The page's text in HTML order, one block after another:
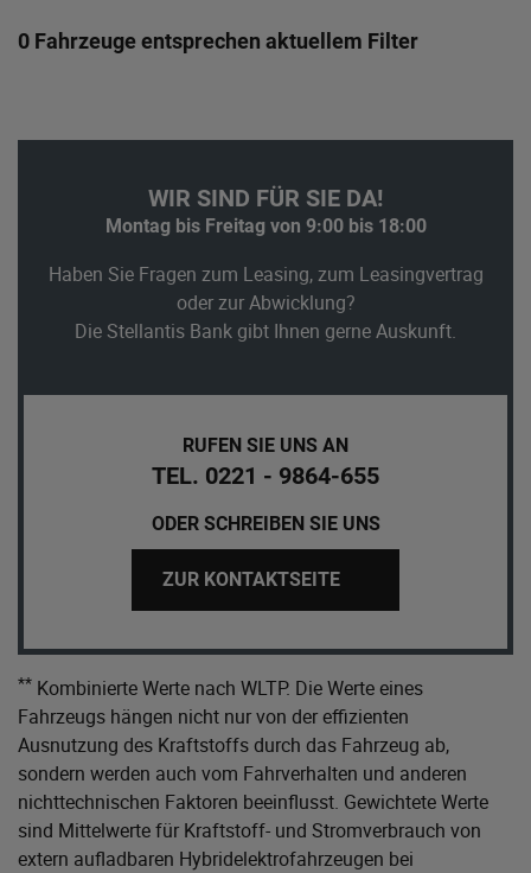
0 Fahrzeuge entsprechen aktuellem Filter
WIR SIND FÜR SIE DA!
Montag bis Freitag von 9:00 bis 18:00
Haben Sie Fragen zum Leasing, zum Leasingvertrag
oder zur Abwicklung?
Die Stellantis Bank gibt Ihnen gerne Auskunft.
RUFEN SIE UNS AN
TEL. 0221 - 9864-655
ODER SCHREIBEN SIE UNS
ZUR KONTAKTSEITE
** Kombinierte Werte nach WLTP. Die Werte eines
Fahrzeugs hängen nicht nur von der effizienten
Ausnutzung des Kraftstoffs durch das Fahrzeug ab,
sondern werden auch vom Fahrverhalten und anderen
nichttechnischen Faktoren beeinflusst. Gewichtete Werte
sind Mittelwerte für Kraftstoff- und Stromverbrauch von
extern aufladbaren Hybridelektrofahrzeugen bei